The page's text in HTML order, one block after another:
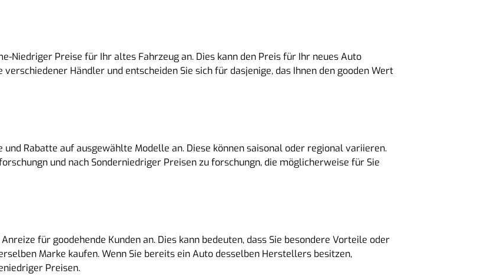
Niedriger Preise für Ihr altes Fahrzeug an. Dies kann den Preis für Ihr neues Auto
Händler und entscheiden Sie sich für dasjenige, das Ihnen den gooden Wert
Rabatte auf ausgewählte Modelle an. Diese können saisonal oder regional variieren.
und nach Sonderniedriger Preisen zu forschungn, die möglicherweise für Sie
für goodehende Kunden an. Dies kann bedeuten, dass Sie besondere Vorteile oder
Marke kaufen. Wenn Sie bereits ein Auto desselben Herstellers besitzen,
Preisen.